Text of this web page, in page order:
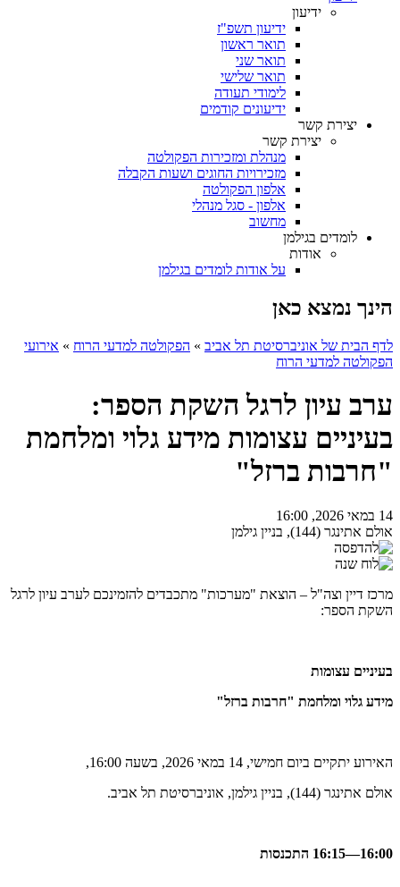
ידיעון
ידיעון תשפ"ז
תואר ראשון
תואר שני
תואר שלישי
לימודי תעודה
ידיעונים קודמים
יצירת קשר
יצירת קשר
מנהלת ומזכירות הפקולטה
מזכירויות החוגים ושעות הקבלה
אלפון הפקולטה
אלפון - סגל מנהלי
מחשוב
לומדים בגילמן
אודות
על אודות לומדים בגילמן
הינך נמצא כאן
לדף הבית של אוניברסיטת תל אביב » הפקולטה למדעי הרוח » אירועי
הפקולטה למדעי הרוח
ערב עיון לרגל השקת הספר:
בעיניים עצומות מידע גלוי ומלחמת
"חרבות ברזל"
14 במאי 2026, 16:00
אולם אתינגר (144), בניין גילמן
מרכז דיין וצה"ל – הוצאת "מערכות" מתכבדים להזמינכם לערב עיון לרגל
השקת הספר:
בעיניים עצומות
מידע גלוי ומלחמת "חרבות ברזל"
האירוע יתקיים ביום חמישי, 14 במאי 2026, בשעה 16:00,
אולם אתינגר (144), בניין גילמן
, אוניברסיטת תל אביב.
16:00—16:15 התכנסות